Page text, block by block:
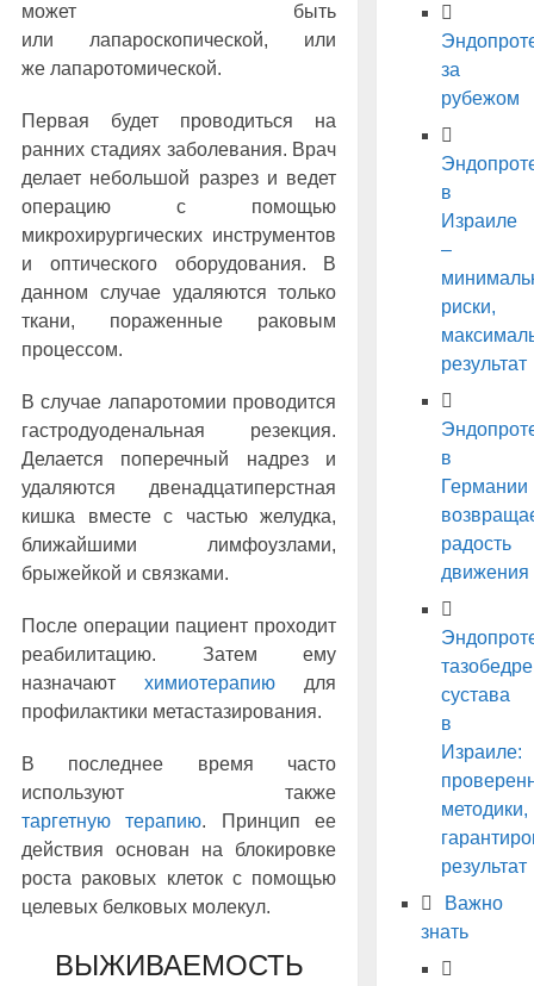
может быть
или лапароскопической, или
же лапаротомической.
Первая будет проводиться на
ранних стадиях заболевания. Врач
делает небольшой разрез и ведет
операцию с помощью
микрохирургических инструментов
и оптического оборудования. В
данном случае удаляются только
ткани, пораженные раковым
процессом.
В случае лапаротомии проводится
гастродуоденальная резекция.
Делается поперечный надрез и
удаляются двенадцатиперстная
кишка вместе с частью желудка,
ближайшими лимфоузлами,
брыжейкой и связками.
После операции пациент проходит
реабилитацию. Затем ему
назначаютхимиотерапию для
профилактики метастазирования.
В последнее время часто
используют также
таргетную терапию. Принцип ее
действия основан на блокировке
роста раковых клеток с помощью
целевых белковых молекул.
ВЫЖИВАЕМОСТЬ
за
рубежом
в
Израиле
–
риски,
результат
в
Германии
радость
движения
сустава
в
Израиле:
методики,
результат
Важно
знать